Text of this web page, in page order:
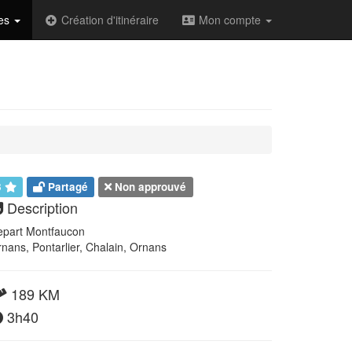
Création d'itinéraire Mon compte
Partagé Non approuvé
Description
Montfaucon
Pontarlier, Chalain, Ornans
189 KM
3h40